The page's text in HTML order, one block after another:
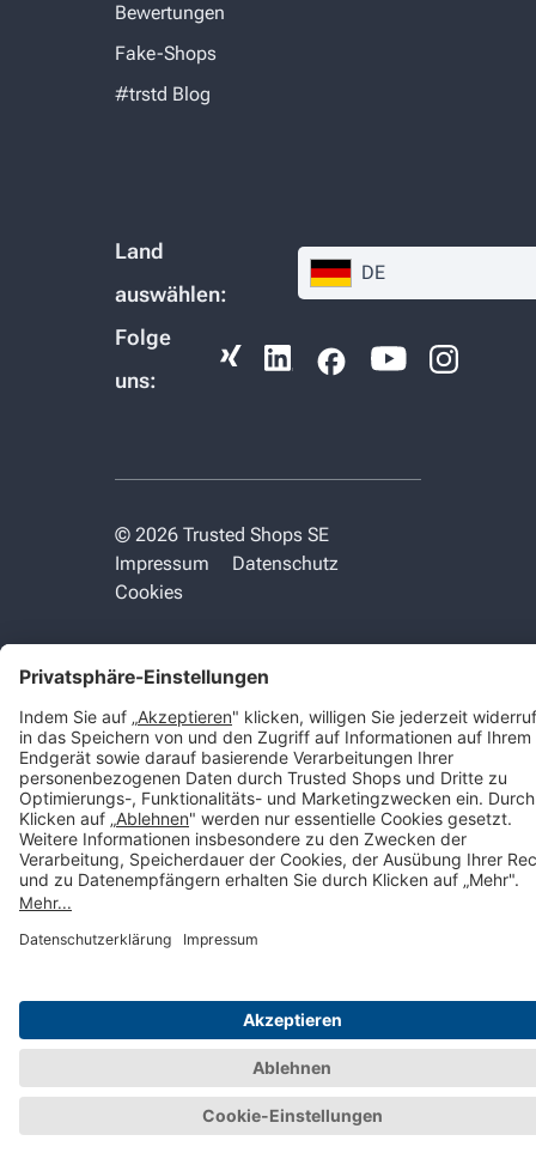
Bewertungen
Fake-Shops
#trstd Blog
Land
auswählen:
DE
Folge
uns:
© 2026 Trusted Shops SE
Impressum
Datenschutz
Cookies